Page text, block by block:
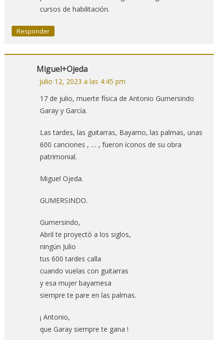
cursos de habilitación.
Responder
Miguel+Ojeda
julio 12, 2023 a las 4:45 pm
17 de julio, muerte física de Antonio Gumersindo
Garay y García.
Las tardes, las guitarras, Bayamo, las palmas, unas
600 canciones , … , fueron íconos de su obra
patrimonial.
Miguel Ojeda.
GUMERSINDO.
Gumersindo,
Abril te proyectó a los siglos,
ningún Julio
tus 600 tardes calla
cuando vuelas con guitarras
y esa mujer bayamesa
siempre te pare en las palmas.
¡ Antonio,
que Garay siempre te gana !